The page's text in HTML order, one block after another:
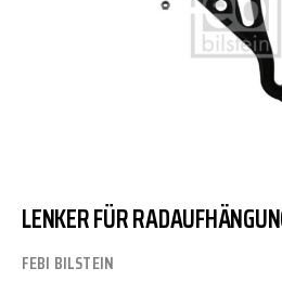
LENKER FÜR
FEBI BILSTEIN